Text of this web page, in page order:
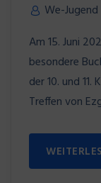
We-Jugend
Am 15. Juni
besondere
der 10. und
Treffen von